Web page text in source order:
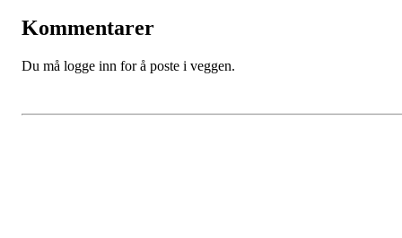
Kommentarer
Du må logge inn for å poste i veggen.